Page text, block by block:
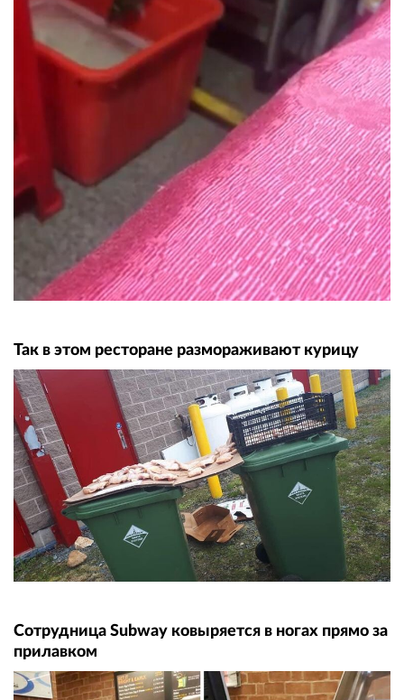
Так в этом ресторане размораживают курицу
Сотрудница Subway ковыряется в ногах прямо за
прилавком